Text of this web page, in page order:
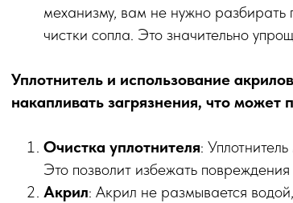
механизму, вам не нужно
чистки сопла. Это значительно
Уплотнитель и использование
накапливать загрязнения, что может
Очистка уплотнителя:
Это позволит избежать повреждения
Акрил: Акрил не размывается